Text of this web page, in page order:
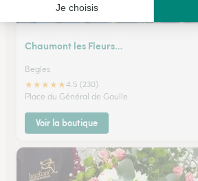
Chaumont les Fleurs…
Begles
★★★★★4.5 (230)
Place du Général de Gaulle
Voir la boutique